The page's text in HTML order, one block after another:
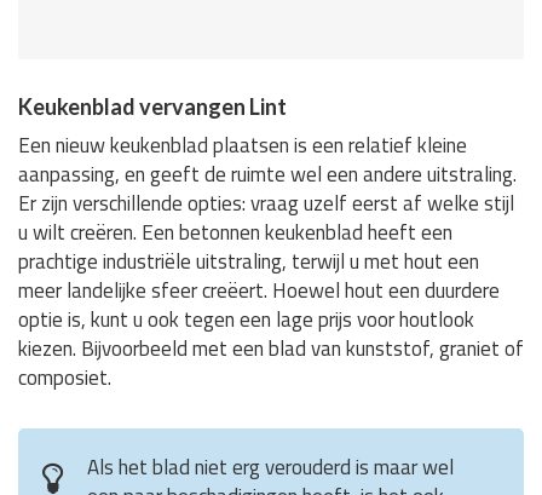
Keukenblad vervangen Lint
Een nieuw keukenblad plaatsen is een relatief kleine
aanpassing, en geeft de ruimte wel een andere uitstraling.
Er zijn verschillende opties: vraag uzelf eerst af welke stijl
u wilt creëren. Een betonnen keukenblad heeft een
prachtige industriële uitstraling, terwijl u met hout een
meer landelijke sfeer creëert. Hoewel hout een duurdere
optie is, kunt u ook tegen een lage prijs voor houtlook
kiezen. Bijvoorbeeld met een blad van kunststof, graniet of
composiet.
Als het blad niet erg verouderd is maar wel